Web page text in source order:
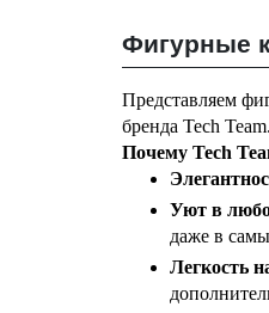
Фигурные
Представляем
бренда Tech
Почему Tech
Уют в
даже в
Легкость